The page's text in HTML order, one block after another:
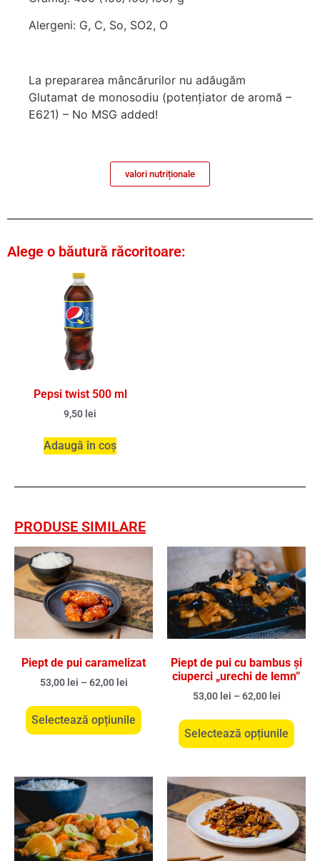
Alergeni: G, C, So, SO2, O
La prepararea mâncărurilor nu adăugăm
Glutamat de monosodiu (potenţiator de aromă –
E621) – No MSG added!
valori nutriționale
Alege o băutură răcoritoare:
Pepsi twist 500 ml
9,50 lei
Adaugă în coș
PRODUSE SIMILARE
Piept de pui caramelizat
53,00 lei – 62,00 lei
Selectează opțiunile
Piept de pui cu bambus și
ciuperci „urechi de lemn”
53,00 lei – 62,00 lei
Selectează opțiunile